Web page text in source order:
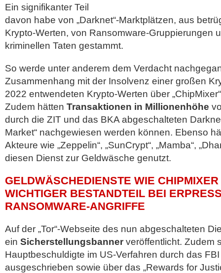
Ein signifikanter Teil
davon habe von „Darknet“-Marktplätzen, aus
Krypto-Werten, von Ransomware-Gruppierungen
kriminellen Taten gestammt.
So werde unter anderem dem Verdacht
Zusammenhang mit der Insolvenz einer großen
2022 entwendeten Krypto-Werten über
Zudem hätten Transaktionen in Millionenhöhe
durch die ZIT und das BKA abgeschalteten
Market“ nachgewiesen werden können. Ebenso
Akteure wie „Zeppelin“, „SunCrypt“, „Mamba“,
diesen Dienst zur Geldwäsche genutzt.
GELDWÄSCHEDIENSTE WIE CHIPMIXER
ICHTIGER BESTANDTEIL BEI
ANSOMWARE-ANGRIFFE
Auf der „Tor“-Webseite des nun abgeschalteten
ein Sicherstellungsbanner veröffentlicht. Zudem
Hauptbeschuldigte im US-Verfahren durch das
ausgeschrieben sowie über das „Rewards for